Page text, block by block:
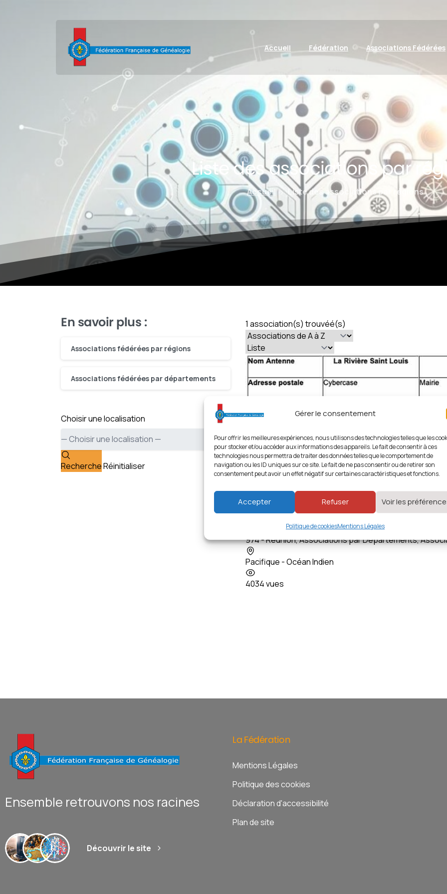
Gérer le consentement
Pour offrir les meilleures expériences, nous utilisons des technologies telles que les
pour stocker et/ou accéder aux informations des appareils. Le fait de consentir à ces
technologies nous permettra de traiter des données telles que le comportement de
navigation ou les ID uniques sur ce site. Le fait de ne pas consentir ou de retirer son
consentement peut avoir un effet négatif sur certaines caractéristiques et fonctions.
Accepter Refuser Voir les
Politique de cookiesMentions Légales
Accueil Fédération Associations Fédérées
Listedesassociations par
Accueil Liste des associations par régions
En savoir plus :
Associations fédérées par régions
Associations fédérées par départements
Choisir une localisation
RechercheRéinitialiser
1 association(s) trouvéé(s)
974 - Réunion,Associations par Départements,
Pacifique - Océan Indien
4034 vues
Ensemble retrouvons nos racines
Découvrir le site
La Fédération
Mentions Légales
Politique des cookies
Déclaration d'accessibilité
Plan de site